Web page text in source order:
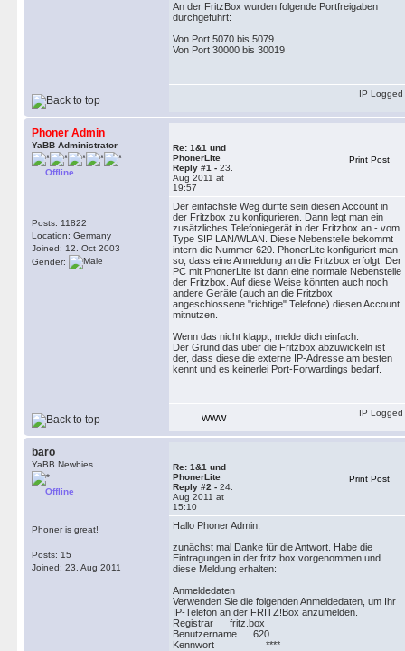
An der FritzBox wurden folgende Portfreigaben
durchgeführt:
Von Port 5070 bis 5079
Von Port 30000 bis 30019
IP Logged
Phoner Admin
YaBB Administrator
Offline
Posts: 11822
Location: Germany
Joined: 12. Oct 2003
Gender:
Re: 1&1 und
PhonerLite
Reply #1 - 23.
Aug 2011 at
19:57
Print Post
Der einfachste Weg dürfte sein diesen Account in
der Fritzbox zu konfigurieren. Dann legt man ein
zusätzliches Telefoniegerät in der Fritzbox an - vom
Type SIP LAN/WLAN. Diese Nebenstelle bekommt
intern die Nummer 620. PhonerLite konfiguriert man
so, dass eine Anmeldung an die Fritzbox erfolgt. Der
PC mit PhonerLite ist dann eine normale Nebenstelle
der Fritzbox. Auf diese Weise könnten auch noch
andere Geräte (auch an die Fritzbox
angeschlossene "richtige" Telefone) diesen Account
mitnutzen.
Wenn das nicht klappt, melde dich einfach.
Der Grund das über die Fritzbox abzuwickeln ist
der, dass diese die externe IP-Adresse am besten
kennt und es keinerlei Port-Forwardings bedarf.
WWW
IP Logged
baro
YaBB Newbies
Offline
Phoner is great!
Posts: 15
Joined: 23. Aug 2011
Re: 1&1 und
PhonerLite
Reply #2 - 24.
Aug 2011 at
15:10
Print Post
Hallo Phoner Admin,
zunächst mal Danke für die Antwort. Habe die
Eintragungen in der fritz!box vorgenommen und
diese Meldung erhalten:
Anmeldedaten
Verwenden Sie die folgenden Anmeldedaten, um Ihr
IP-Telefon an der FRITZ!Box anzumelden.
Registrar fritz.box
Benutzername 620
Kennwort ****